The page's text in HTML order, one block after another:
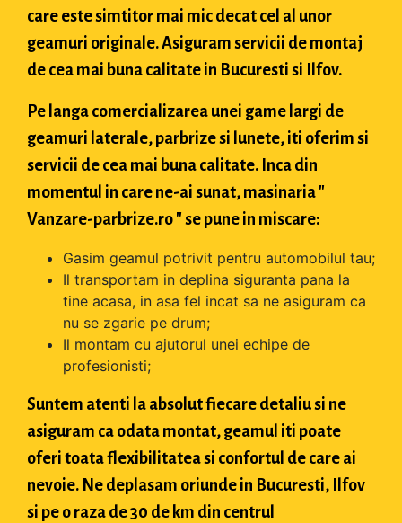
care este simtitor mai mic decat cel al unor
geamuri originale. Asiguram servicii de montaj
de cea mai buna calitate in Bucuresti si Ilfov.
Pe langa comercializarea unei game largi de
geamuri laterale, parbrize si lunete, iti oferim si
servicii de cea mai buna calitate. Inca din
momentul in care ne-ai sunat, masinaria "
Vanzare-parbrize.ro " se pune in miscare:
Gasim geamul potrivit pentru automobilul tau;
Il transportam in deplina siguranta pana la
tine acasa, in asa fel incat sa ne asiguram ca
nu se zgarie pe drum;
Il montam cu ajutorul unei echipe de
profesionisti;
Suntem atenti la absolut fiecare detaliu si ne
asiguram ca odata montat, geamul iti poate
oferi toata flexibilitatea si confortul de care ai
nevoie. Ne deplasam oriunde in Bucuresti, Ilfov
si pe o raza de 30 de km din centrul